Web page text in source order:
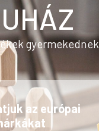
gyermekednek
az európai